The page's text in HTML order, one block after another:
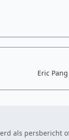
Eric
als persbericht